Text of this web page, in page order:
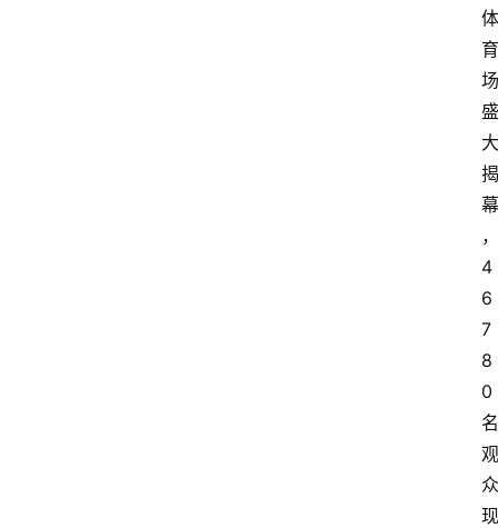
体
育
场
盛
大
揭
幕
，
4
6
7
8
0
名
观
众
现